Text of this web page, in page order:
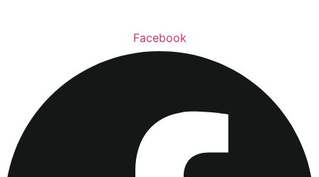
Facebook